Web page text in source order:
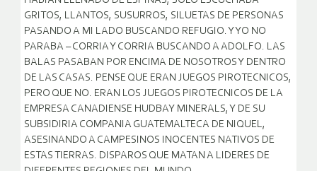
GRITOS, LLANTOS, SUSURROS, SILUETAS DE PERSONAS
PASANDO A MI LADO BUSCANDO REFUGIO. Y YO NO
PARABA – CORRIA Y CORRIA BUSCANDO A ADOLFO. LAS
BALAS PASABAN POR ENCIMA DE NOSOTROS Y DENTRO
DE LAS CASAS. PENSE QUE ERAN JUEGOS PIROTECNICOS,
PERO QUE NO. ERAN LOS JUEGOS PIROTECNICOS DE LA
EMPRESA CANADIENSE HUDBAY MINERALS, Y DE SU
SUBSIDIRIA COMPANIA GUATEMALTECA DE NIQUEL,
ASESINANDO A CAMPESINOS INOCENTES NATIVOS DE
ESTAS TIERRAS. DISPAROS QUE MATAN A LIDERES DE